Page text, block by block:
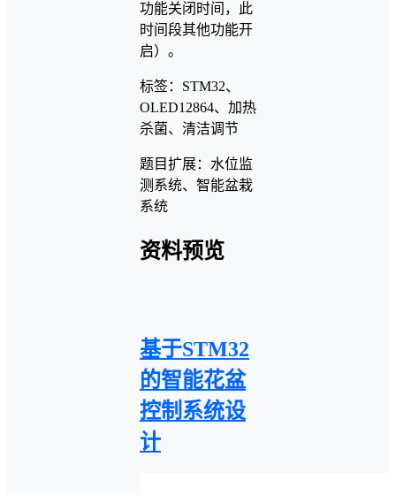
功能关闭时间，此
时间段其他功能开
启）。
标签：STM32、
OLED12864、加热
杀菌、清洁调节
题目扩展：水位监
测系统、智能盆栽
系统
资料预览
基于STM32
的智能花盆
控制系统设
计